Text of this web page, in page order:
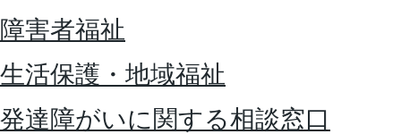
障害者福祉
生活保護・地域福祉
発達障がいに関する相談窓口